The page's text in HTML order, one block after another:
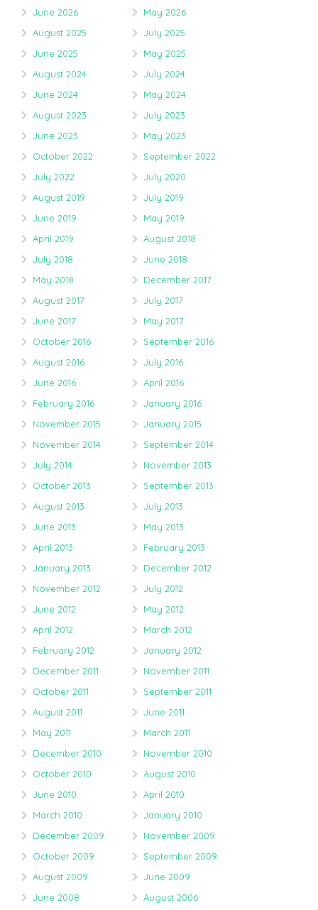
June 2026
May 2026
August 2025
July 2025
June 2025
May 2025
August 2024
July 2024
June 2024
May 2024
August 2023
July 2023
June 2023
May 2023
October 2022
September 2022
July 2022
July 2020
August 2019
July 2019
June 2019
May 2019
April 2019
August 2018
July 2018
June 2018
May 2018
December 2017
August 2017
July 2017
June 2017
May 2017
October 2016
September 2016
August 2016
July 2016
June 2016
April 2016
February 2016
January 2016
November 2015
January 2015
November 2014
September 2014
July 2014
November 2013
October 2013
September 2013
August 2013
July 2013
June 2013
May 2013
April 2013
February 2013
January 2013
December 2012
November 2012
July 2012
June 2012
May 2012
April 2012
March 2012
February 2012
January 2012
December 2011
November 2011
October 2011
September 2011
August 2011
June 2011
May 2011
March 2011
December 2010
November 2010
October 2010
August 2010
June 2010
April 2010
March 2010
January 2010
December 2009
November 2009
October 2009
September 2009
August 2009
June 2009
June 2008
August 2006